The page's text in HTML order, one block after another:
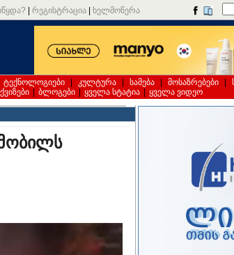
რეგისტრაცია ხელმოწერა
ტექნოლოგიები კულტურა სამება მოსაზრებები
ქვიზები ბლოგები ყველა სტატია ყველა ვიდეო